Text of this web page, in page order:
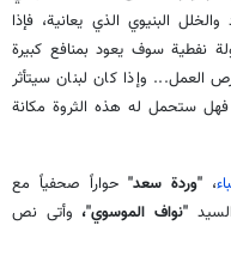
البنيوي الذي يعانية، فإذا
نفطية سوف يعود بمنافع كبيرة
العمل... وإذا كان لبنان سيتأثر
فهل ستحمل له هذه الثروة مكانة
،"وردة سعد" حواراً صحفياً مع
السيد"نواف الموسوي"، وأتى نص